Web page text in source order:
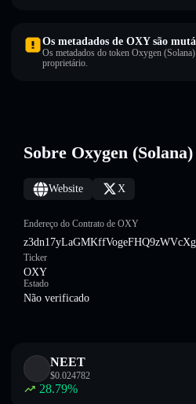
Os metadados de OXY são
Os metadados do token Oxygen
proprietário.
Sobre Oxygen
Website X
Endereço do Contrato de OXY
Ticker
OXY
Estado
Não verificado
NEET
$0.024782
28.79%